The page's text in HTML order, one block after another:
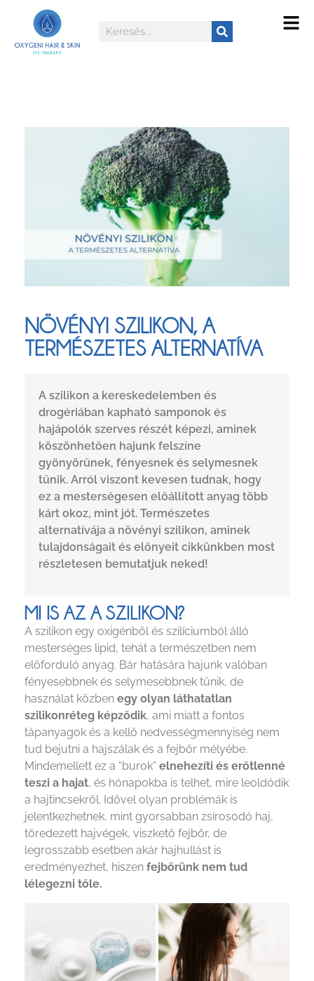
NÖVÉNYI SZILIKON, A
TERMÉSZETES ALTERNATÍVA
A szilikon a kereskedelemben és
drogériában kapható samponok és
hajápolók szerves részét képezi, aminek
köszönhetően hajunk felszíne
gyönyörűnek, fényesnek és selymesnek
tűnik. Arról viszont kevesen tudnak, hogy
ez a mesterségesen előállított anyag több
kárt okoz, mint jót. Természetes
alternatívája a növényi szilikon, aminek
tulajdonságait és előnyeit cikkünkben most
részletesen bemutatjuk neked!
MI IS AZ A SZILIKON?
A szilikon egy oxigénből és szilíciumból álló
mesterséges lipid, tehát a természetben nem
előforduló anyag. Bár hatására hajunk valóban
fényesebbnek és selymesebbnek tűnik, de
használat közben egy olyan láthatatlan
szilikonréteg képződik, ami miatt a fontos
tápanyagok és a kellő nedvességmennyiség nem
tud bejutni a hajszálak és a fejbőr mélyébe.
Mindemellett ez a “burok” elnehezíti és erőtlenné
teszi a hajat, és hónapokba is telhet, mire leoldódik
a hajtincsekről. Idővel olyan problémák is
jelentkezhetnek, mint gyorsabban zsírosodó haj,
töredezett hajvégek, viszkető fejbőr, de
legrosszabb esetben akár hajhullást is
eredményezhet, hiszen fejbőrünk nem tud
lélegezni tőle.